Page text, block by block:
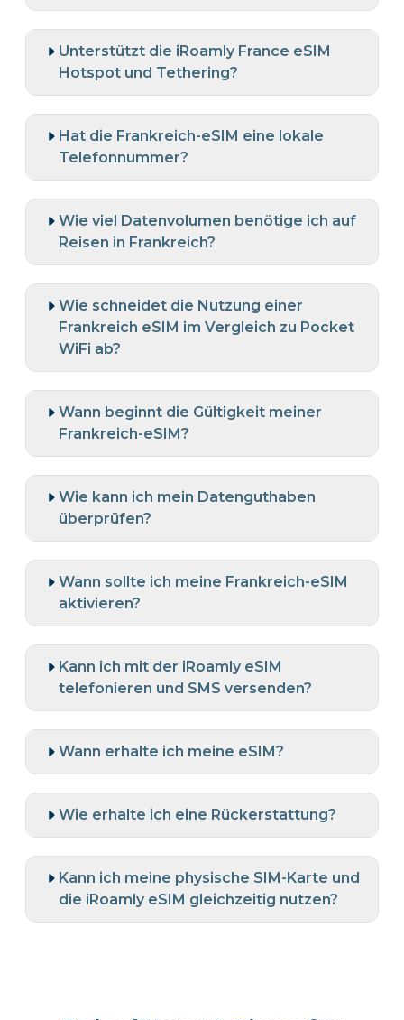
Unterstützt die iRoamly France eSIM
Hotspot und Tethering?
Hat die Frankreich-eSIM eine lokale
Telefonnummer?
Wie viel Datenvolumen benötige ich auf
Reisen in Frankreich?
Wie schneidet die Nutzung einer
Frankreich eSIM im Vergleich zu Pocket
WiFi ab?
Wann beginnt die Gültigkeit meiner
Frankreich-eSIM?
Wie kann ich mein Datenguthaben
überprüfen?
Wann sollte ich meine Frankreich-eSIM
aktivieren?
Kann ich mit der iRoamly eSIM
telefonieren und SMS versenden?
Wann erhalte ich meine eSIM?
Wie erhalte ich eine Rückerstattung?
Kann ich meine physische SIM-Karte und
die iRoamly eSIM gleichzeitig nutzen?